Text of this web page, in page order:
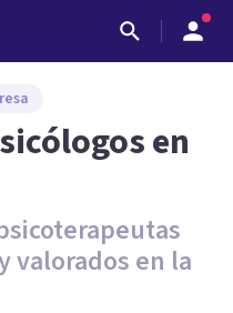
en
valorados en la